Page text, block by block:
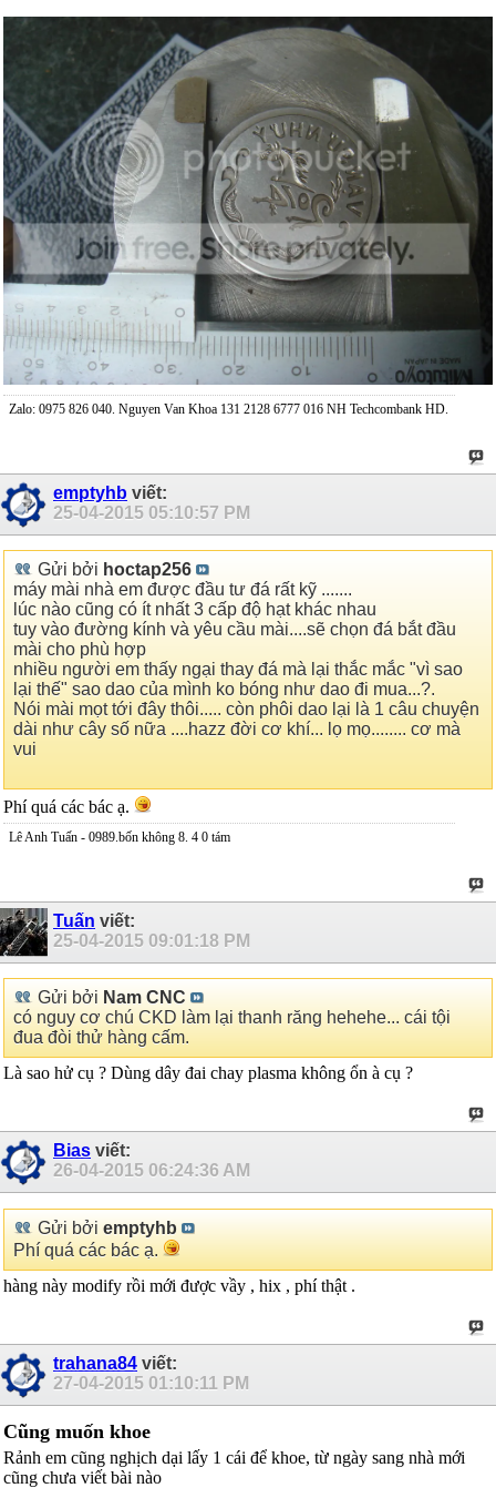
Zalo: 0975 826 040. Nguyen Van Khoa 131 2128 6777 016 NH Techcombank HD.
emptyhb viết:
25-04-2015 05:10:57 PM
Gửi bởi hoctap256
máy mài nhà em được đầu tư đá rất kỹ .......
lúc nào cũng có ít nhất 3 cấp độ hạt khác nhau
tuy vào đường kính và yêu cầu mài....sẽ chọn đá bắt đầu
mài cho phù hợp
nhiều người em thấy ngại thay đá mà lại thắc mắc "vì sao
lại thế" sao dao của mình ko bóng như dao đi mua...?.
Nói mài mọt tới đây thôi..... còn phôi dao lại là 1 câu chuyện
dài như cây số nữa ....hazz đời cơ khí... lọ mọ........ cơ mà
vui
Phí quá các bác ạ.
Lê Anh Tuấn - 0989.bốn không 8. 4 0 tám
Tuấn viết:
25-04-2015 09:01:18 PM
Gửi bởi Nam CNC
có nguy cơ chú CKD làm lại thanh răng hehehe... cái tội
đua đòi thử hàng cấm.
Là sao hử cụ ? Dùng dây đai chay plasma không ổn à cụ ?
Bias viết:
26-04-2015 06:24:36 AM
Gửi bởi emptyhb
Phí quá các bác ạ.
hàng này modify rồi mới được vầy , hix , phí thật .
trahana84 viết:
27-04-2015 01:10:11 PM
Cũng muốn khoe
Rảnh em cũng nghịch dại lấy 1 cái để khoe, từ ngày sang nhà mới
cũng chưa viết bài nào